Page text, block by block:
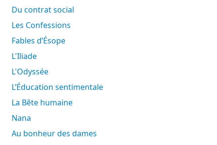
Du contrat social
Les Confessions
Fables d’Ésope
L'Iliade
L'Odyssée
L’Éducation sentimentale
La Bête humaine
Nana
Au bonheur des dames